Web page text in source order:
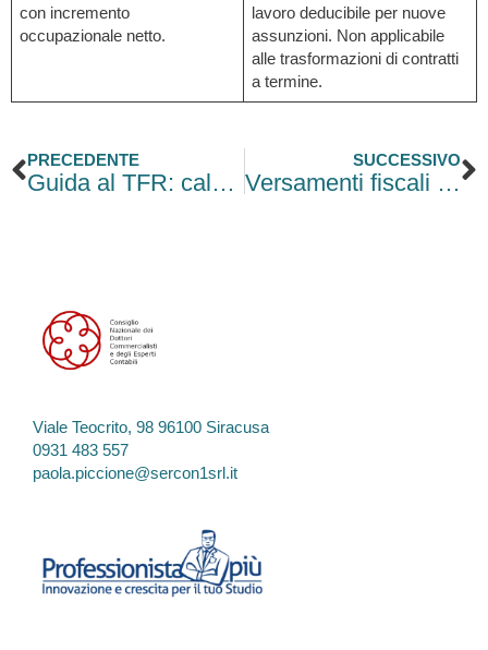
con incremento
occupazionale netto.
lavoro deducibile per nuove
assunzioni. Non applicabile
alle trasformazioni di contratti
a termine.
Precedente
PRECEDENTE
Guida al TFR: calcolo, accantonamento e anticipo con le soglie INPS 2026
SUCCESSIVO
Versamenti fiscali 2026, imprese e professionisti chiedono proroga al 20 luglio
Viale Teocrito, 98 96100 Siracusa
0931 483 557
paola.piccione@sercon1srl.it